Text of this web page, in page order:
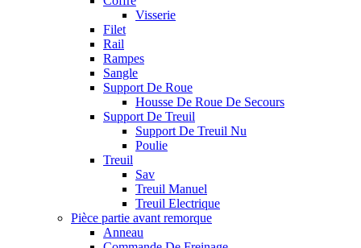
Visserie
Filet
Rail
Rampes
Sangle
Support De Roue
Housse De Roue De Secours
Support De Treuil
Support De Treuil Nu
Poulie
Treuil
Sav
Treuil Manuel
Treuil Electrique
Pièce partie avant remorque
Anneau